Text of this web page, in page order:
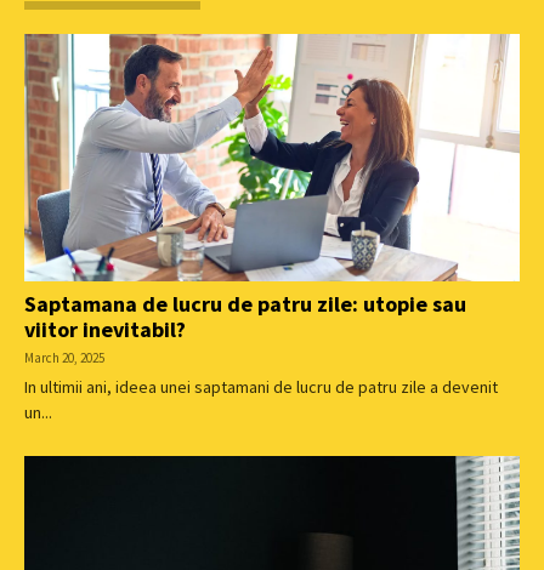
Saptamana de lucru de patru zile: utopie sau
viitor inevitabil?
March 20, 2025
In ultimii ani, ideea unei saptamani de lucru de patru zile a devenit
un...